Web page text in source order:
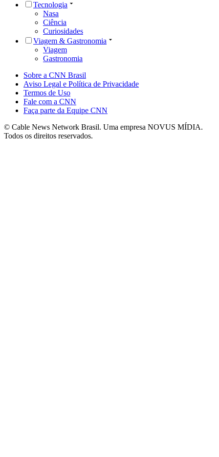
Tecnologia
Nasa
Ciência
Curiosidades
Viagem & Gastronomia
Viagem
Gastronomia
Sobre a CNN Brasil
Aviso Legal e Política de Privacidade
Termos de Uso
Fale com a CNN
Faça parte da Equipe CNN
© Cable News Network Brasil. Uma empresa NOVUS MÍDIA.
Todos os direitos reservados.